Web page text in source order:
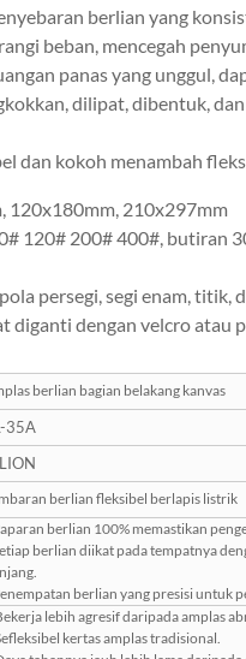
berlian yang
beban, mencegah
panas yang unggul,
dilipat, dibentuk,
dan kokoh menambah
120x180mm, 210x297mm
120# 200# 400#, butiran
persegi, segi enam, titik,
diganti dengan velcro atau
berlian bagian belakang kanvas
35A
berlian fleksibel berlapis listrik
berlian 100% memastikan
berlian diikat pada tempatnya
berlian yang presisi untuk
lebih agresif daripada amplas
kertas amplas tradisional.